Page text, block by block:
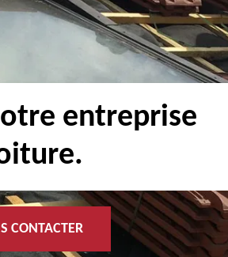
entreprise
CONTACTER